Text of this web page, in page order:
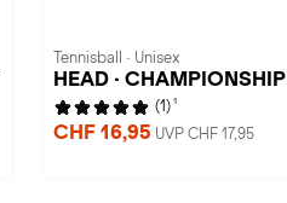
Tennisball · Unisex
HEAD · CHAMPIONSHIP
(1) 1
CHF 16,95 UVP CHF 17,95